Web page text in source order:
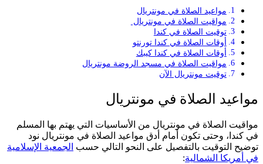
مواعيد الصلاة في مونتريال
مواقيت الصلاة في مونتريال
توقيت الصلاة في كندا
أوقات الصلاة في كندا تورنتو
أوقات الصلاة في كندا كيبك
مواقيت الصلاة في مسجد الروضة مونتريال
توقيت مونتريال الآن
مواعيد الصلاة في مونتريال
مواقيت الصلاة في مونتريال من الأساسيات التي يهتم بها المسلم
في كندا، وحتى تكون أمام أدق مواعيد الصلاة في مونتريال نود
توضيح التوقيت بالتفصيل على النحو التالي حسب الجمعية الإسلامية
في أمريكا الشمالية: